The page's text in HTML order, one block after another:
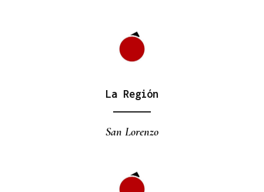
La Región
San Lorenzo